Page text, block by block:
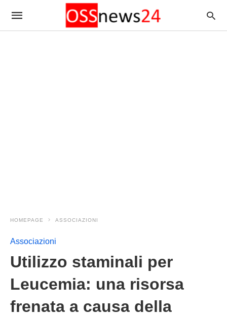
HOMEPAGE ASSOCIAZIONI
Associazioni
Utilizzo staminali per
Leucemia: una risorsa
frenata a causa della